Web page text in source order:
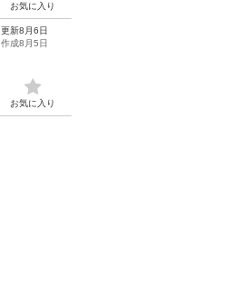
お気に入り
更新8月6日
作成8月5日
お気に入り